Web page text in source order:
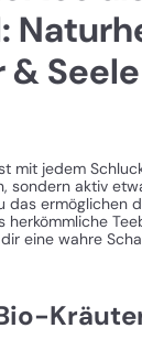
& Seele
mit jedem
sondern aktiv
das ermöglichen
herkömmliche
eine wahre